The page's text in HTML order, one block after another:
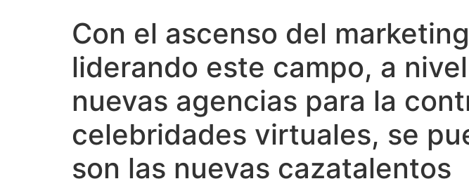
Con el ascenso del
liderando este campo, a
nuevas agencias para la
celebridades virtuales, se
son las nuevas cazatalentos